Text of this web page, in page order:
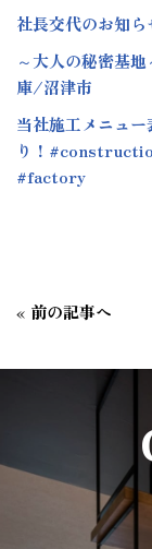
社長交代のお知ら
～大人の秘密基
庫/沼津市
当社施工メニュ
り！
#factory
« 前の記事へ